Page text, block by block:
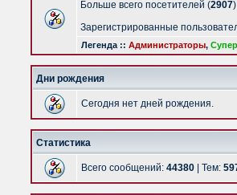
Больше всего посетителей (2907
Зарегистрированные
Легенда :: Администраторы,
Дни рождения
Сегодня нет дней рождения.
Статистика
Всего сообщений: 44380 | Тем: